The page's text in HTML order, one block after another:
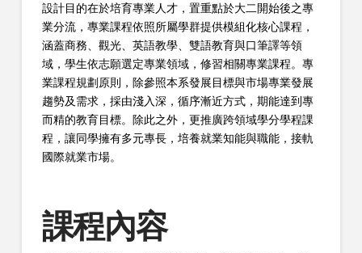
設計目的在於培育專業人才，置重點於大二開始後之專
業分流，專業課程依照所屬學群提供模組化核心課程，
涵蓋商務、觀光、英語教學、雙語教育與口筆譯等領
域，學生依志願選定專業領域，修習相關專業課程。專
業課程規劃原則，除參照本系發展目標與市場專業發展
趨勢及需求，採由淺入深，循序漸近方式，期能達到專
而精的教育目標。除此之外，更推廣跨領域學分學程課
程，讓同學擁有多元專長，培養就業知能與職能，接軌
國際就業市場。
課程內容